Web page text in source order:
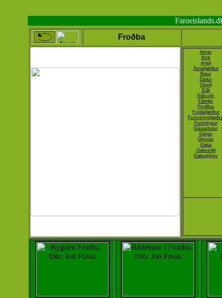
Froðba
Akrar
Ánir
Argir
Árnafjørður
Bøur
Dalur
Depil
Eiði
Elduvík
Fámjin
Froðba
Fuglafjørður
Funningur
Gásadalur
Gjógv
Glyvrar
Gøta
Gøtueiði
Gøtugjógv